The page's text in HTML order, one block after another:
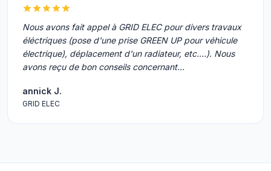
Nous avons fait appel à GRID ELEC pour divers travaux
éléctriques (pose d'une prise GREEN UP pour véhicule
électrique), déplacement d'un radiateur, etc....). Nous
avons reçu de bon conseils concernant…
annick J.
GRID ELEC